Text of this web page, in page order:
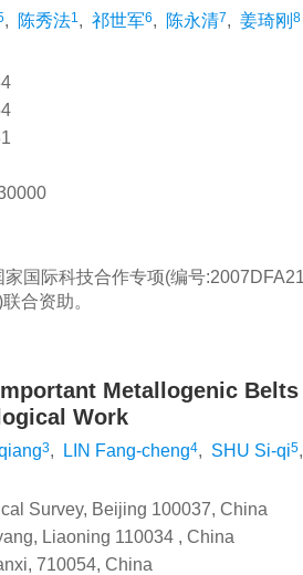
, 陈秀法1, 祁世军6, 陈永清7, 姜琦刚 8
国际科技合作专项(编号
合资助。
Metallogenic
Work
3, LIN Fang-cheng4, SHU Si-qi5,
Survey, Beijing 100037, China
Liaoning 110034 , China
710054, China